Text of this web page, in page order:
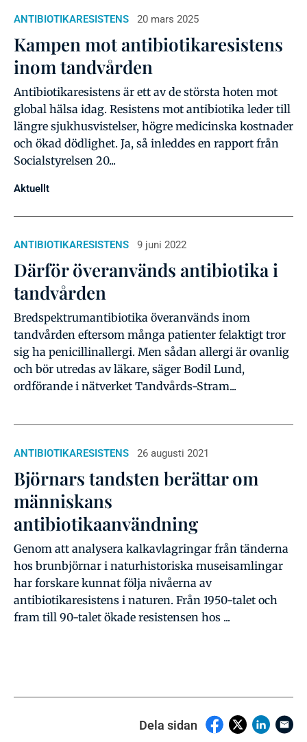
ANTIBIOTIKARESISTENS 20 mars 2025
Kampen mot antibiotikaresistens
inom tandvården
Antibiotikaresistens är ett av de största hoten mot
global hälsa idag. Resistens mot antibiotika leder till
längre sjukhusvistelser, högre medicinska kostnader
och ökad dödlighet. Ja, så inleddes en rapport från
Socialstyrelsen 20...
Aktuellt
ANTIBIOTIKARESISTENS 9 juni 2022
Därför överanvänds antibiotika i
tandvården
Bredspektrumantibiotika överanvänds inom
tandvården eftersom många patienter felaktigt tror
sig ha penicillinallergi. Men sådan allergi är ovanlig
och bör utredas av läkare, säger Bodil Lund,
ordförande i nätverket Tandvårds-Stram...
ANTIBIOTIKARESISTENS 26 augusti 2021
Björnars tandsten berättar om
människans
antibiotikaanvändning
Genom att analysera kalkavlagringar från tänderna
hos brunbjörnar i naturhistoriska museisamlingar
har forskare kunnat följa nivåerna av
antibiotikaresistens i naturen. Från 1950-talet och
fram till 90-talet ökade resistensen hos ...
Dela sidan